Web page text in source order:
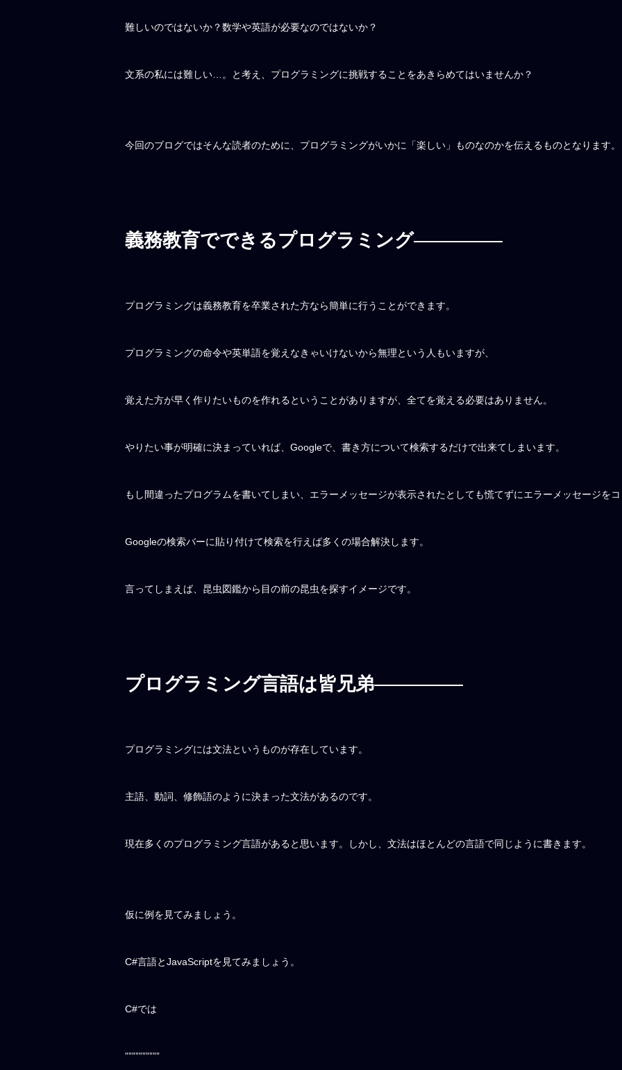
難しいのではないか？数学や英語が必要なのではないか？
文系の私には難しい…。と考え、プログラミングに挑戦することをあきらめてはいませんか？
今回のブログではそんな読者のために、プログラミングがいかに「楽しい」ものなのかを伝えるものとなります。
義務教育でできるプログラミング
プログラミングは義務教育を卒業された方なら簡単に行うことができます。
プログラミングの命令や英単語を覚えなきゃいけないから無理という人もいますが、
覚えた方が早く作りたいものを作れるということがありますが、全てを覚える必要はありません。
やりたい事が明確に決まっていれば、Googleで、書き方について検索するだけで出来てしまいます。
もし間違ったプログラムを書いてしまい、エラーメッセージが表示されたとしても慌てずにエラーメッセージを
Googleの検索バーに貼り付けて検索を行えば多くの場合解決します。
言ってしまえば、昆虫図鑑から目の前の昆虫を探すイメージです。
プログラミング言語は皆兄弟
プログラミングには文法というものが存在しています。
主語、動詞、修飾語のように決まった文法があるのです。
現在多くのプログラミング言語があると思います。しかし、文法はほとんどの言語で同じように書きます。
仮に例を見てみましょう。
C#言語とJavaScriptを見てみましょう。
C#では
””””””””””